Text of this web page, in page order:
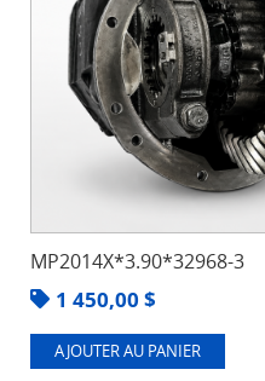
MP2014X*3.90*32968-3
1 450,00 $
AJOUTER AU PANIER